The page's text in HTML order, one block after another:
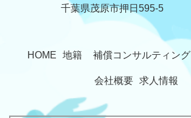
​​​​​​​千葉県茂原市押日595-5
HOME 地籍 補償コンサルティング
会社概要 求人情報